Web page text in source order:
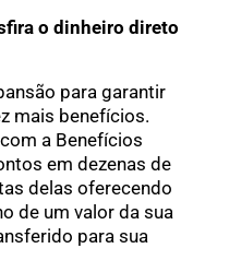
o dinheiro direto
para garantir
mais benefícios.
a Benefícios
em dezenas de
delas oferecendo
de um valor da sua
para sua